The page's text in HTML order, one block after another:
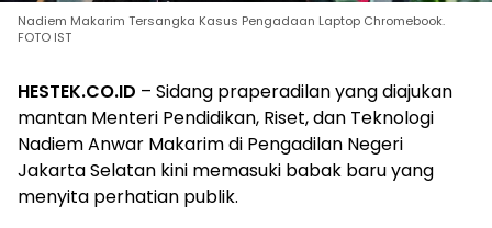
Nadiem Makarim Tersangka Kasus Pengadaan Laptop Chromebook.
FOTO IST
HESTEK.CO.ID – Sidang praperadilan yang diajukan
mantan Menteri Pendidikan, Riset, dan Teknologi
Nadiem Anwar Makarim di Pengadilan Negeri
Jakarta Selatan kini memasuki babak baru yang
menyita perhatian publik.